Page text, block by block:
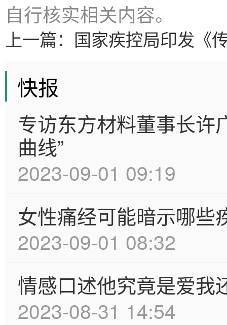
自行核实相关内容。
上一篇： 国家疾控局印发《
快报
专访东方材料董事长许
曲线”
2023-09-01 09:19
女性痛经可能暗示哪些
2023-09-01 08:32
情感口述他究竟是爱我
2023-08-31 14:54